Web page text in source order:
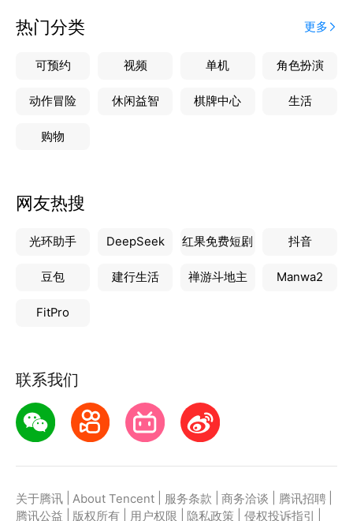
热门分类 更多
可预约 视频 单机 角色扮演
动作冒险 休闲益智 棋牌中心 生活
购物
网友热搜
光环助手 DeepSeek 红果免费短剧 抖音
豆包 建行生活 禅游斗地主 Manwa2
FitPro
联系我们
关于腾讯 About Tencent 服务条款 商务洽谈 腾讯招聘
腾讯公益
版权所有 用户权限 隐私政策 侵权投诉指引